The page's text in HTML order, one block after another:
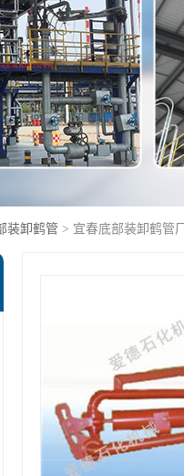
装卸鹤管 > 宜春底部装卸鹤管